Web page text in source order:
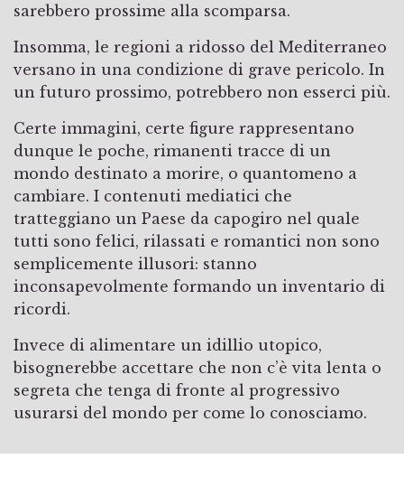
sarebbero prossime alla scomparsa.
Insomma, le regioni a ridosso del Mediterraneo
versano in una condizione di grave pericolo. In
un futuro prossimo, potrebbero non esserci più.
Certe immagini, certe figure rappresentano
dunque le poche, rimanenti tracce di un
mondo destinato a morire, o quantomeno a
cambiare. I contenuti mediatici che
tratteggiano un Paese da capogiro nel quale
tutti sono felici, rilassati e romantici non sono
semplicemente illusori: stanno
inconsapevolmente formando un inventario di
ricordi.
Invece di alimentare un idillio utopico,
bisognerebbe accettare che non c’è vita lenta o
segreta che tenga di fronte al progressivo
usurarsi del mondo per come lo conosciamo.